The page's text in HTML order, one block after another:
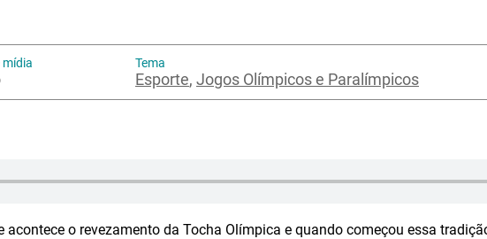
mídia Tema
Esporte, Jogos Olímpicos e Paralímpicos
acontece o revezamento da Tocha Olímpica e quando começou essa